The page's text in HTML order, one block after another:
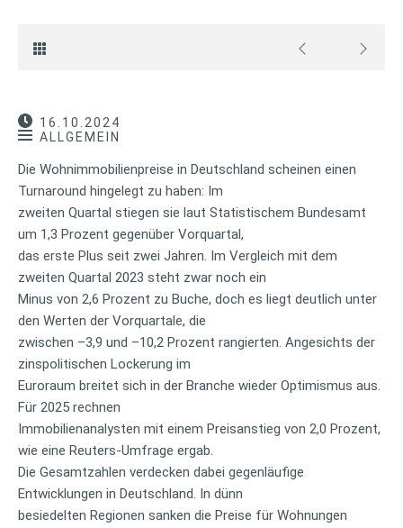
16.10.2024
ALLGEMEIN
Die Wohnimmobilienpreise in Deutschland scheinen einen
Turnaround hingelegt zu haben: Im
zweiten Quartal stiegen sie laut Statistischem Bundesamt
um 1,3 Prozent gegenüber Vorquartal,
das erste Plus seit zwei Jahren. Im Vergleich mit dem
zweiten Quartal 2023 steht zwar noch ein
Minus von 2,6 Prozent zu Buche, doch es liegt deutlich unter
den Werten der Vorquartale, die
zwischen –3,9 und –10,2 Prozent rangierten. Angesichts der
zinspolitischen Lockerung im
Euroraum breitet sich in der Branche wieder Optimismus aus.
Für 2025 rechnen
Immobilienanalysten mit einem Preisanstieg von 2,0 Prozent,
wie eine Reuters-Umfrage ergab.
Die Gesamtzahlen verdecken dabei gegenläufige
Entwicklungen in Deutschland. In dünn
besiedelten Regionen sanken die Preise für Wohnungen